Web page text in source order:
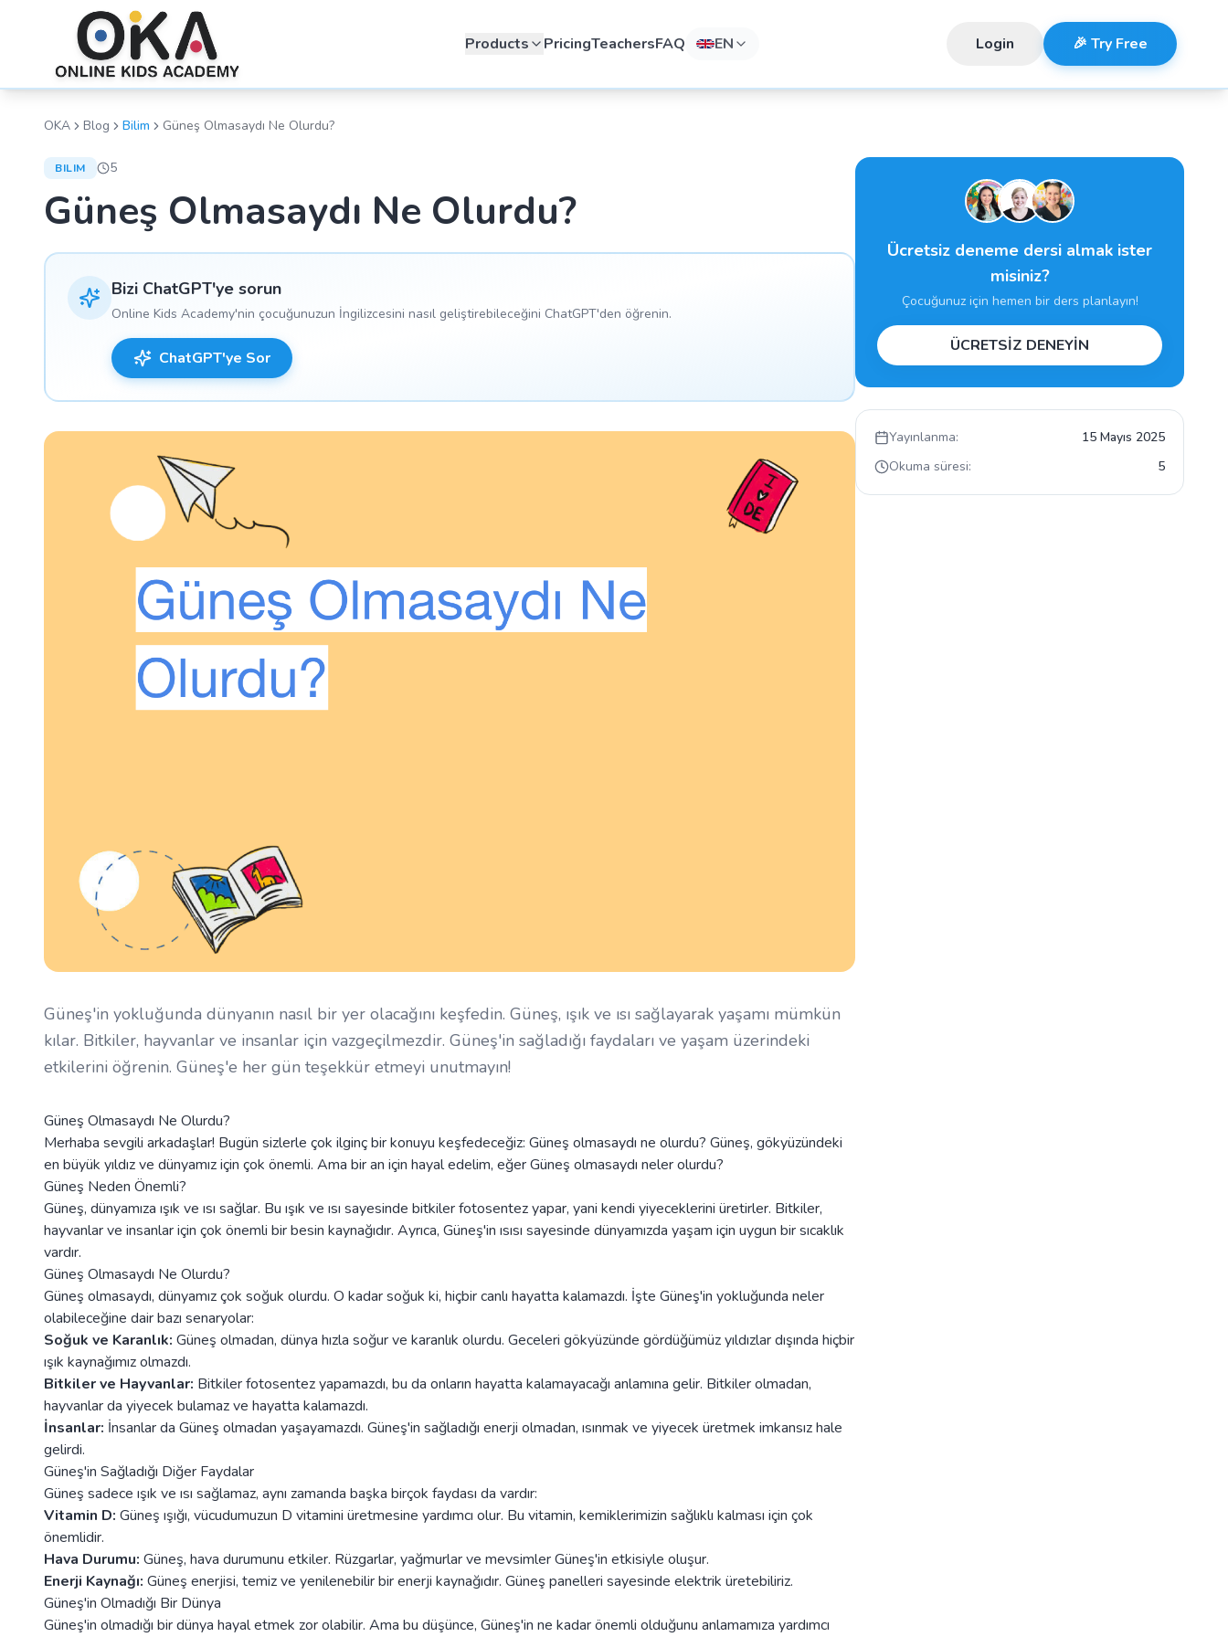
Products PricingTeachersFAQ EN Login 🎉 Try Free
OKA Blog Bilim Güneş Olmasaydı Ne Olurdu?
BILIM 5
Güneş Olmasaydı Ne Olurdu?
Bizi ChatGPT'ye sorun
Online Kids Academy'nin çocuğunuzun İngilizcesini nasıl geliştirebileceğini ChatGPT'den öğrenin.
ChatGPT'ye Sor
Güneş'in yokluğunda dünyanın nasıl bir yer olacağını keşfedin. Güneş, ışık ve ısı sağlayarak yaşamı mümkün
kılar. Bitkiler, hayvanlar ve insanlar için vazgeçilmezdir. Güneş'in sağladığı faydaları ve yaşam üzerindeki
etkilerini öğrenin. Güneş'e her gün teşekkür etmeyi unutmayın!
Güneş Olmasaydı Ne Olurdu?
Merhaba sevgili arkadaşlar! Bugün sizlerle çok ilginç bir konuyu keşfedeceğiz: Güneş olmasaydı ne olurdu? Güneş, gökyüzündeki
en büyük yıldız ve dünyamız için çok önemli. Ama bir an için hayal edelim, eğer Güneş olmasaydı neler olurdu?
Güneş Neden Önemli?
Güneş, dünyamıza ışık ve ısı sağlar. Bu ışık ve ısı sayesinde bitkiler fotosentez yapar, yani kendi yiyeceklerini üretirler. Bitkiler,
hayvanlar ve insanlar için çok önemli bir besin kaynağıdır. Ayrıca, Güneş'in ısısı sayesinde dünyamızda yaşam için uygun bir sıcaklık
vardır.
Güneş Olmasaydı Ne Olurdu?
Güneş olmasaydı, dünyamız çok soğuk olurdu. O kadar soğuk ki, hiçbir canlı hayatta kalamazdı. İşte Güneş'in yokluğunda neler
olabileceğine dair bazı senaryolar:
Soğuk ve Karanlık: Güneş olmadan, dünya hızla soğur ve karanlık olurdu. Geceleri gökyüzünde gördüğümüz yıldızlar dışında hiçbir
ışık kaynağımız olmazdı.
Bitkiler ve Hayvanlar: Bitkiler fotosentez yapamazdı, bu da onların hayatta kalamayacağı anlamına gelir. Bitkiler olmadan,
hayvanlar da yiyecek bulamaz ve hayatta kalamazdı.
İnsanlar: İnsanlar da Güneş olmadan yaşayamazdı. Güneş'in sağladığı enerji olmadan, ısınmak ve yiyecek üretmek imkansız hale
gelirdi.
Güneş'in Sağladığı Diğer Faydalar
Güneş sadece ışık ve ısı sağlamaz, aynı zamanda başka birçok faydası da vardır:
Vitamin D: Güneş ışığı, vücudumuzun D vitamini üretmesine yardımcı olur. Bu vitamin, kemiklerimizin sağlıklı kalması için çok
önemlidir.
Hava Durumu: Güneş, hava durumunu etkiler. Rüzgarlar, yağmurlar ve mevsimler Güneş'in etkisiyle oluşur.
Enerji Kaynağı: Güneş enerjisi, temiz ve yenilenebilir bir enerji kaynağıdır. Güneş panelleri sayesinde elektrik üretebiliriz.
Güneş'in Olmadığı Bir Dünya
Güneş'in olmadığı bir dünya hayal etmek zor olabilir. Ama bu düşünce, Güneş'in ne kadar önemli olduğunu anlamamıza yardımcı
Ücretsiz deneme dersi almak ister
misiniz?
Çocuğunuz için hemen bir ders planlayın!
ÜCRETSİZ DENEYİN
Yayınlanma:
15 Mayıs 2025
Okuma süresi:
5